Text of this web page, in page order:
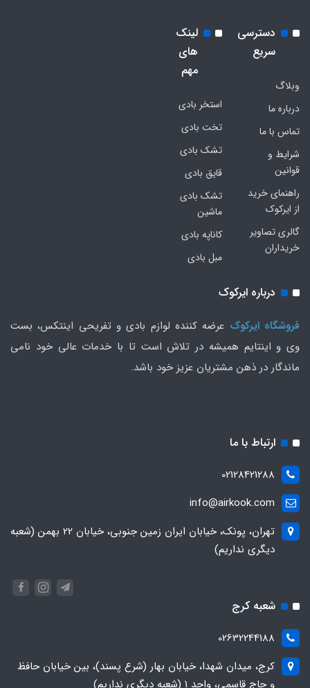
دسترسی
سریع
وبلاگ
درباره ما
تماس با ما
شرایط و
قوانین
راهنمای خرید
از ایرکوک
گالری تصاویر
خریداران
لینک
های
مهم
استخر بادی
تخت بادی
تشک بادی
قایق بادی
تشک بادی
ماشین
کاناپه بادی
مبل بادی
درباره ایرکوک
فروشگاه ایرکوک عرضه کننده لوازم بادی و تفریحی اینتکس، بست
وی و اینتایم همیشه در تلاش است تا با خدمات عالی خود نامی
ماندگار در ذهن مشتریان عزیز خود باشد.
ارتباط با ما
02128421288
info@airkook.com
تهران، پونک، خیابان ایران زمین جنوبی، خیابان 22 بهمن (شعبه
دیگری نداریم)
شعبه کرج
02632244188
کرج، میدان شهدا، خیابان بهار (شرع پسند)، بین خیابان حافظ
و حاج قاسمی، واحد ۱ (شعبه دیگری نداریم)